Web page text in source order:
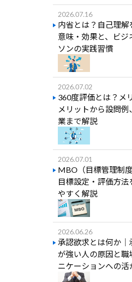
2026.07.16
内省とは？自己理解
意味・効果と、ビジ
ソンの実践習慣
2026.07.02
360度評価とは？メ
メリットから設問例
業まで解説
2026.07.01
MBO（目標管理制
目標設定・評価方法
やすく解説
2026.06.26
承認欲求とは何か｜
が強い人の原因と職
ニケーションへの活